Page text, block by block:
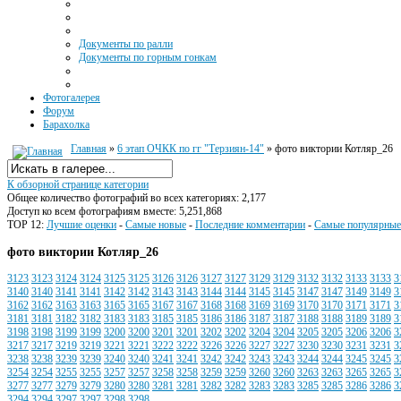
Документы по ралли
Документы по горным гонкам
Фотогалерея
Форум
Барахолка
Главная » 6 этап ОЧКК по гг "Терзиян-14" » фото виктории Котляр_26
К обзорной странице категории
Общее количество фотографий во всех категориях: 2,177
Доступ ко всем фотографиям вместе: 5,251,868
TOP 12: Лучшие оценки - Самые новые - Последние комментарии - Самые популярные
фото виктории Котляр_26
3123 3123 3124 3124 3125 3125 3126 3126 3127 3127 3129 3129 3132 3132 3133 3133
3140 3140 3141 3141 3142 3142 3143 3143 3144 3144 3145 3145 3147 3147 3149 3149
3162 3162 3163 3163 3165 3165 3167 3167 3168 3168 3169 3169 3170 3170 3171 3171
3181 3181 3182 3182 3183 3183 3185 3185 3186 3186 3187 3187 3188 3188 3189 3189
3198 3198 3199 3199 3200 3200 3201 3201 3202 3202 3204 3204 3205 3205 3206 3206
3217 3217 3219 3219 3221 3221 3222 3222 3226 3226 3227 3227 3230 3230 3231 3231
3238 3238 3239 3239 3240 3240 3241 3241 3242 3242 3243 3243 3244 3244 3245 3245
3254 3254 3255 3255 3257 3257 3258 3258 3259 3259 3260 3260 3263 3263 3265 3265
3277 3277 3279 3279 3280 3280 3281 3281 3282 3282 3283 3283 3285 3285 3286 3286